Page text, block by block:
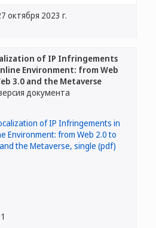
октября 2023 г.
of IP Infringements
Environment: from Web
3.0 and the Metaverse
документа